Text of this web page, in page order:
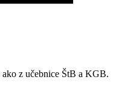
z učebnice ŠtB a KGB.